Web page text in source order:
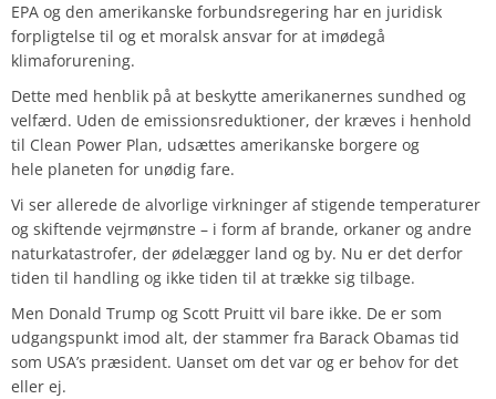
EPA og den amerikanske forbundsregering har en juridisk
forpligtelse til og et moralsk ansvar for at imødegå
klimaforurening.
Dette med henblik på at beskytte amerikanernes sundhed og
velfærd. Uden de emissionsreduktioner, der kræves i henhold
til Clean Power Plan, udsættes amerikanske borgere og
hele planeten for unødig fare.
Vi ser allerede de alvorlige virkninger af stigende temperaturer
og skiftende vejrmønstre – i form af brande, orkaner og andre
naturkatastrofer, der ødelægger land og by. Nu er det derfor
tiden til handling og ikke tiden til at trække sig tilbage.
Men Donald Trump og Scott Pruitt vil bare ikke. De er som
udgangspunkt imod alt, der stammer fra Barack Obamas tid
som USA’s præsident. Uanset om det var og er behov for det
eller ej.